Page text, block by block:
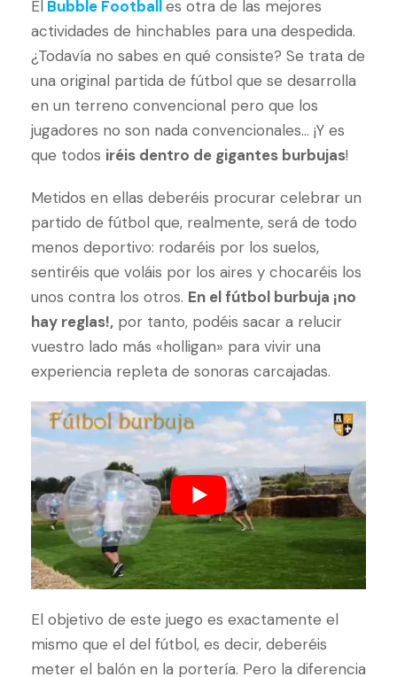
El Bubble Football es otra de las mejores
actividades de hinchables para una despedida.
¿Todavía no sabes en qué consiste? Se trata de
una original partida de fútbol que se desarrolla
en un terreno convencional pero que los
jugadores no son nada convencionales… ¡Y es
que todos iréis dentro de gigantes burbujas!
Metidos en ellas deberéis procurar celebrar un
partido de fútbol que, realmente, será de todo
menos deportivo: rodaréis por los suelos,
sentiréis que voláis por los aires y chocaréis los
unos contra los otros. En el fútbol burbuja ¡no
hay reglas!, por tanto, podéis sacar a relucir
vuestro lado más «holligan» para vivir una
experiencia repleta de sonoras carcajadas.
El objetivo de este juego es exactamente el
mismo que el del fútbol, es decir, deberéis
meter el balón en la portería. Pero la diferencia